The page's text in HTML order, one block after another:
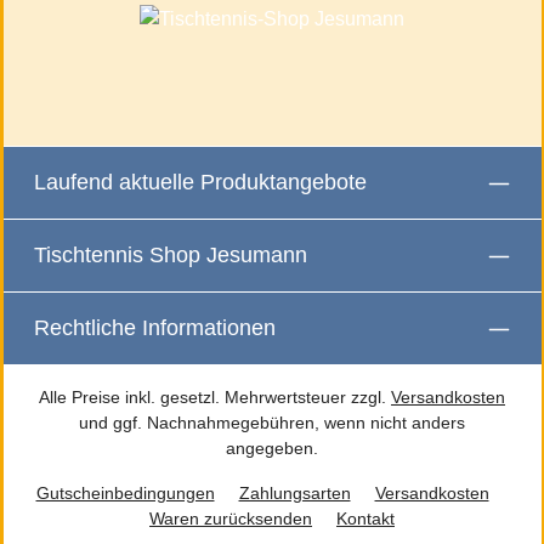
Laufend aktuelle Produktangebote
Tischtennis Shop Jesumann
Rechtliche Informationen
Alle Preise inkl. gesetzl. Mehrwertsteuer zzgl. Versandkosten
und ggf. Nachnahmegebühren, wenn nicht anders
angegeben.
Gutscheinbedingungen Zahlungsarten
Versandkosten
Waren zurücksenden
Kontakt